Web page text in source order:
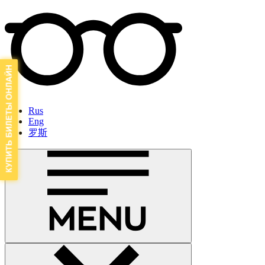
Rus
Eng
罗斯